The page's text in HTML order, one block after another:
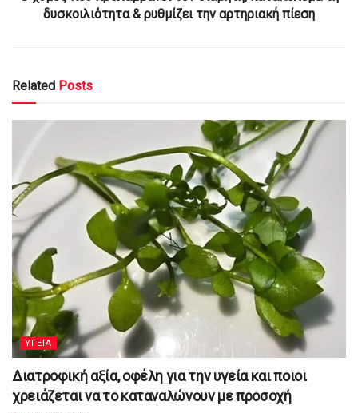
δυσκοιλιότητα & ρυθμίζει την αρτηριακή πίεση
Related Posts
YΓΕΙΑ
Διατροφική αξία, οφέλη για την υγεία και ποιοι
χρειάζεται να το καταναλώνουν με προσοχή